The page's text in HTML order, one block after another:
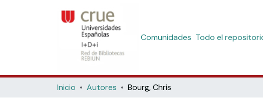
Comunidades Todo el
Inicio Autores Bourg, Chris